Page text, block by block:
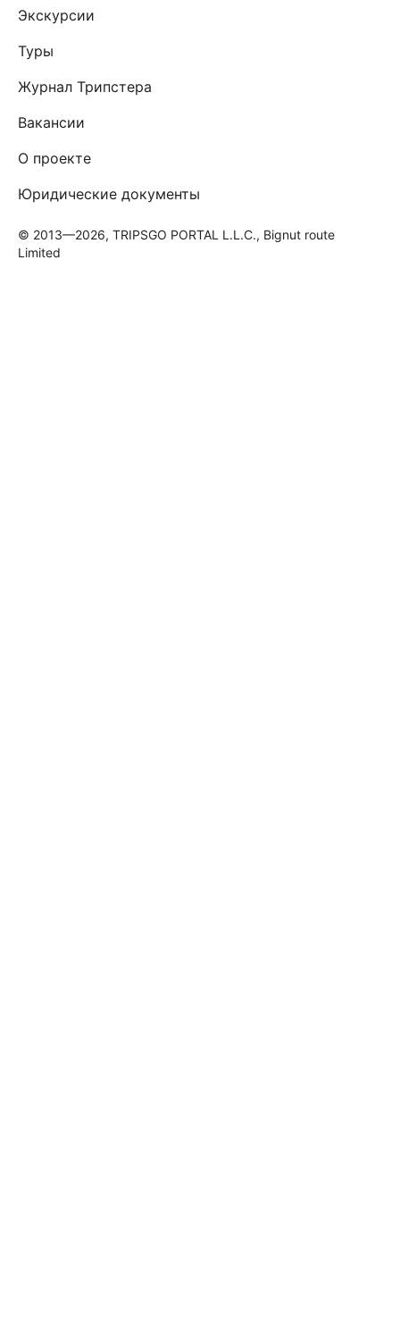
Экскурсии
Туры
Журнал Трипстера
Вакансии
О проекте
Юридические документы
© 2013—2026, TRIPSGO PORTAL L.L.C., Bignut route
Limited